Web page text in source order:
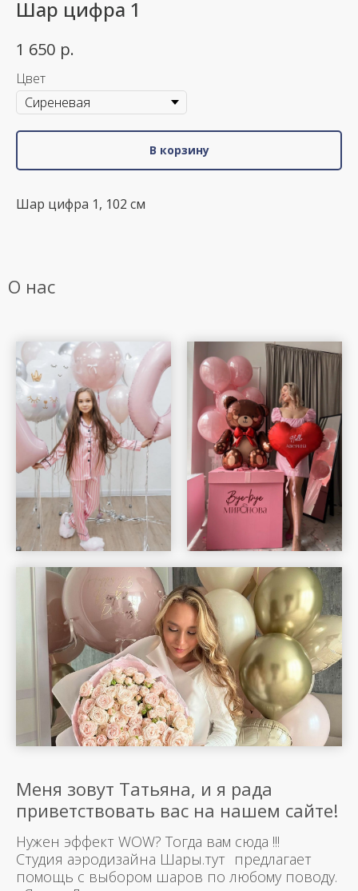
Шар цифра 1
1 650 р.
Цвет
В корзину
Шар цифра 1, 102 см
О нас
Меня зовут Татьяна, и я рада
приветствовать вас на нашем сайте!
Нужен эффект WOW? Тогда вам сюда !!!
Студия аэродизайна Шары.тут предлагает
помощь с выбором шаров по любому поводу.